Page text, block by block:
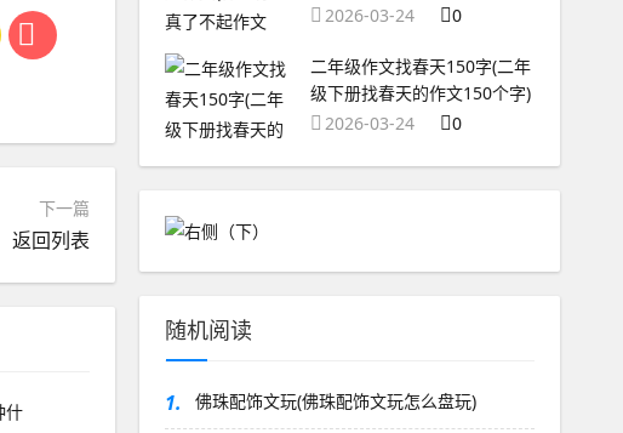
下一篇
返回列表
2026-03-24
0
二年级作文找春天150字(二年
级下册找春天的作文150个字)
2026-03-24
0
随机阅读
1. 佛珠配饰文玩(佛珠配饰文玩怎么盘玩)